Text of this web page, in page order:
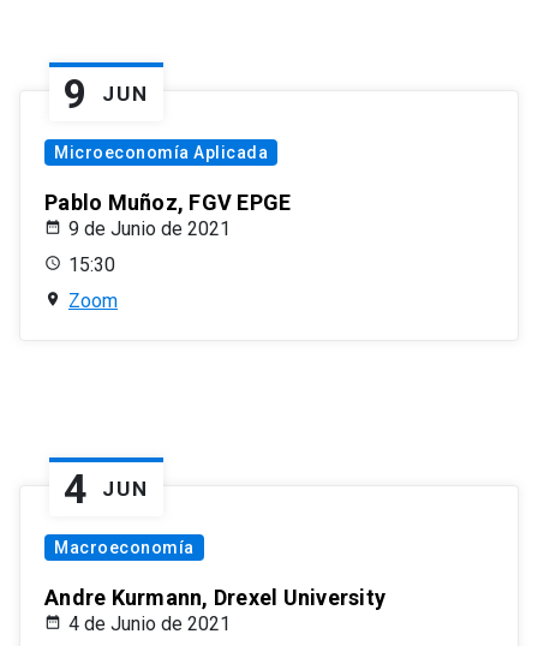
9 JUN
Microeconomía Aplicada
Pablo Muñoz, FGV EPGE
9 de Junio de 2021
15:30
Zoom
4 JUN
Macroeconomía
Andre Kurmann, Drexel University
4 de Junio de 2021